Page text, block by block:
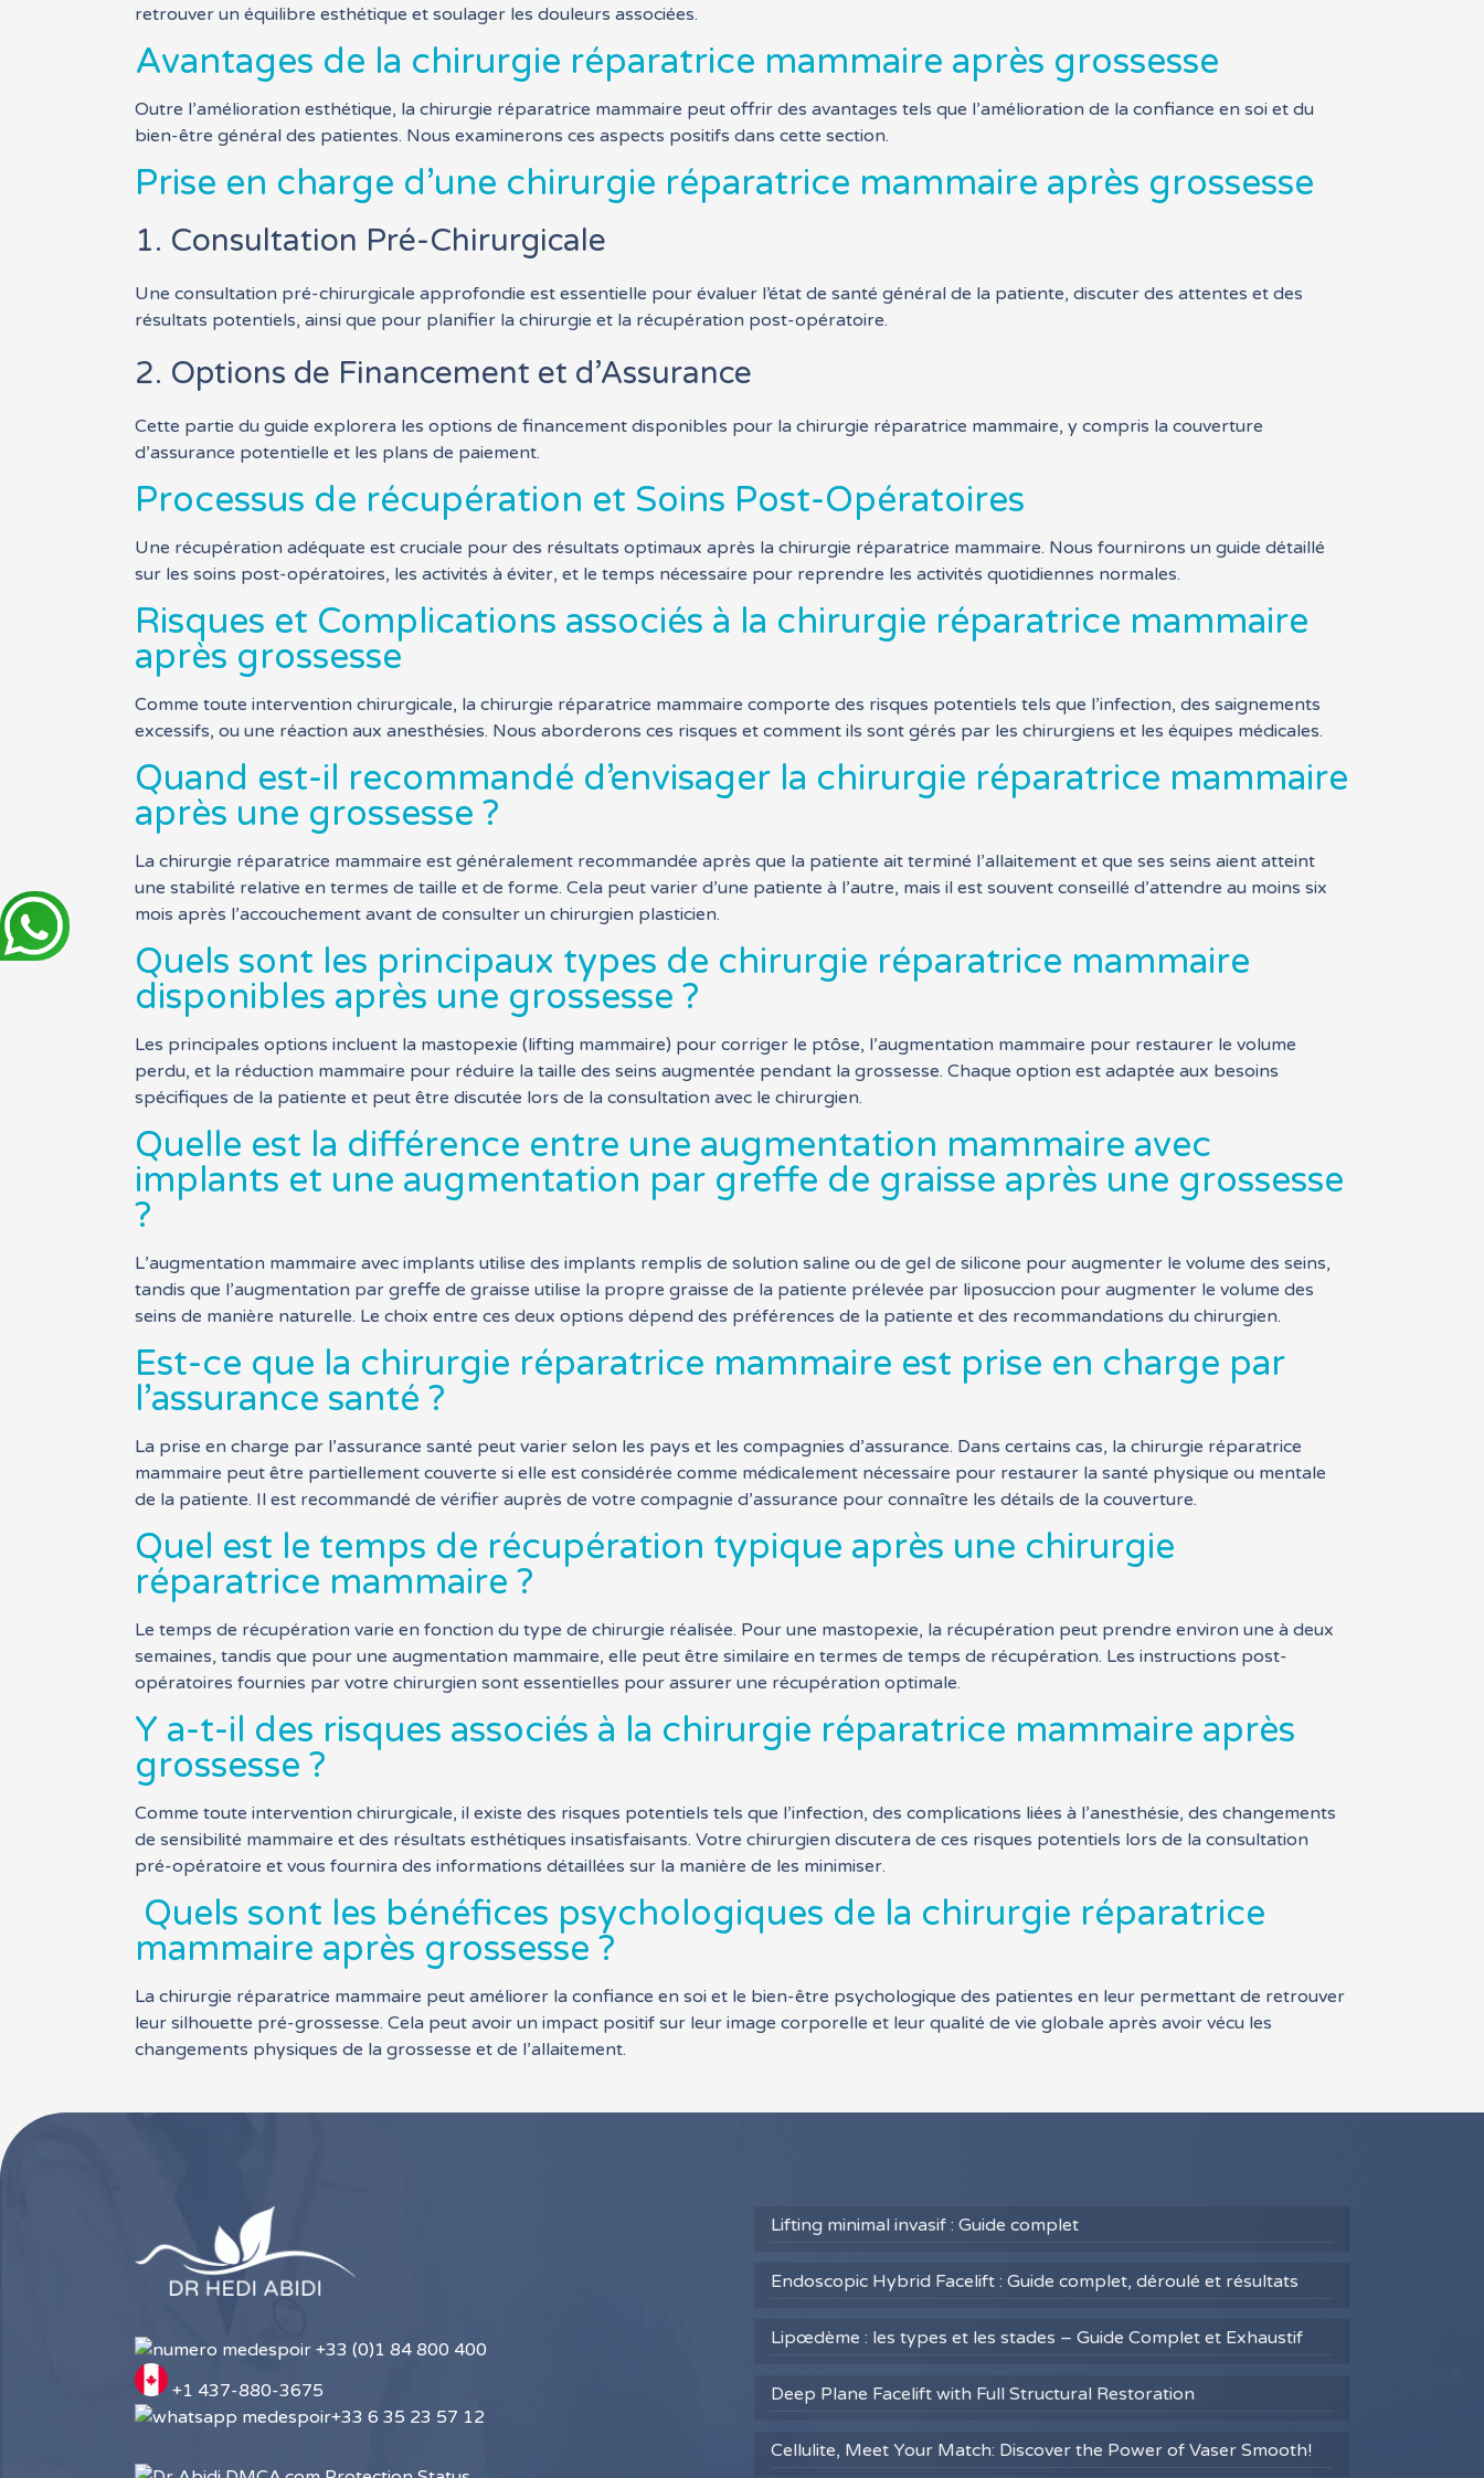
retrouver un équilibre esthétique et soulager les douleurs associées.
Avantages de la chirurgie réparatrice mammaire après grossesse
Outre l’amélioration esthétique, la chirurgie réparatrice mammaire peut offrir des avantages tels que l’amélioration de la confiance en soi et du
bien-être général des patientes. Nous examinerons ces aspects positifs dans cette section.
Prise en charge d’une chirurgie réparatrice mammaire après grossesse
1. Consultation Pré-Chirurgicale
Une consultation pré-chirurgicale approfondie est essentielle pour évaluer l’état de santé général de la patiente, discuter des attentes et des
résultats potentiels, ainsi que pour planifier la chirurgie et la récupération post-opératoire.
2. Options de Financement et d’Assurance
Cette partie du guide explorera les options de financement disponibles pour la chirurgie réparatrice mammaire, y compris la couverture
d’assurance potentielle et les plans de paiement.
Processus de récupération et Soins Post-Opératoires
Une récupération adéquate est cruciale pour des résultats optimaux après la chirurgie réparatrice mammaire. Nous fournirons un guide détaillé
sur les soins post-opératoires, les activités à éviter, et le temps nécessaire pour reprendre les activités quotidiennes normales.
Risques et Complications associés à la chirurgie réparatrice mammaire
après grossesse
Comme toute intervention chirurgicale, la chirurgie réparatrice mammaire comporte des risques potentiels tels que l’infection, des saignements
excessifs, ou une réaction aux anesthésies. Nous aborderons ces risques et comment ils sont gérés par les chirurgiens et les équipes médicales.
Quand est-il recommandé d’envisager la chirurgie réparatrice mammaire
après une grossesse ?
La chirurgie réparatrice mammaire est généralement recommandée après que la patiente ait terminé l’allaitement et que ses seins aient atteint
une stabilité relative en termes de taille et de forme. Cela peut varier d’une patiente à l’autre, mais il est souvent conseillé d’attendre au moins six
mois après l’accouchement avant de consulter un chirurgien plasticien.
Quels sont les principaux types de chirurgie réparatrice mammaire
disponibles après une grossesse ?
Les principales options incluent la mastopexie (lifting mammaire) pour corriger le ptôse, l’augmentation mammaire pour restaurer le volume
perdu, et la réduction mammaire pour réduire la taille des seins augmentée pendant la grossesse. Chaque option est adaptée aux besoins
spécifiques de la patiente et peut être discutée lors de la consultation avec le chirurgien.
Quelle est la différence entre une augmentation mammaire avec
implants et une augmentation par greffe de graisse après une grossesse
?
L’augmentation mammaire avec implants utilise des implants remplis de solution saline ou de gel de silicone pour augmenter le volume des seins,
tandis que l’augmentation par greffe de graisse utilise la propre graisse de la patiente prélevée par liposuccion pour augmenter le volume des
seins de manière naturelle. Le choix entre ces deux options dépend des préférences de la patiente et des recommandations du chirurgien.
Est-ce que la chirurgie réparatrice mammaire est prise en charge par
l’assurance santé ?
La prise en charge par l’assurance santé peut varier selon les pays et les compagnies d’assurance. Dans certains cas, la chirurgie réparatrice
mammaire peut être partiellement couverte si elle est considérée comme médicalement nécessaire pour restaurer la santé physique ou mentale
de la patiente. Il est recommandé de vérifier auprès de votre compagnie d’assurance pour connaître les détails de la couverture.
Quel est le temps de récupération typique après une chirurgie
réparatrice mammaire ?
Le temps de récupération varie en fonction du type de chirurgie réalisée. Pour une mastopexie, la récupération peut prendre environ une à deux
semaines, tandis que pour une augmentation mammaire, elle peut être similaire en termes de temps de récupération. Les instructions post-
opératoires fournies par votre chirurgien sont essentielles pour assurer une récupération optimale.
Y a-t-il des risques associés à la chirurgie réparatrice mammaire après
grossesse ?
Comme toute intervention chirurgicale, il existe des risques potentiels tels que l’infection, des complications liées à l’anesthésie, des changements
de sensibilité mammaire et des résultats esthétiques insatisfaisants. Votre chirurgien discutera de ces risques potentiels lors de la consultation
pré-opératoire et vous fournira des informations détaillées sur la manière de les minimiser.
Quels sont les bénéfices psychologiques de la chirurgie réparatrice
mammaire après grossesse ?
La chirurgie réparatrice mammaire peut améliorer la confiance en soi et le bien-être psychologique des patientes en leur permettant de retrouver
leur silhouette pré-grossesse. Cela peut avoir un impact positif sur leur image corporelle et leur qualité de vie globale après avoir vécu les
changements physiques de la grossesse et de l’allaitement.
+33 (0)1 84 800 400
+1 437-880-3675
+33 6 35 23 57 12
Lifting minimal invasif : Guide complet
Endoscopic Hybrid Facelift : Guide complet, déroulé et résultats
Lipœdème : les types et les stades – Guide Complet et Exhaustif
Deep Plane Facelift with Full Structural Restoration
Cellulite, Meet Your Match: Discover the Power of Vaser Smooth!